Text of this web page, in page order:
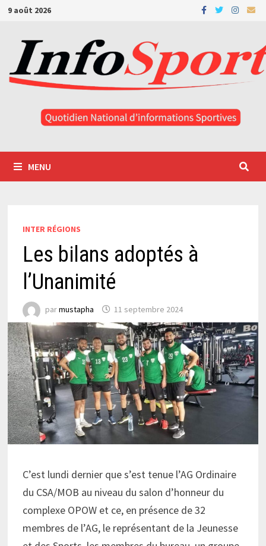
Passer
contenu
9 août 2026
MENU
INTER RÉGIONS
Les bilans adoptés à
l’Unanimité
parmustapha 11 septembre 2024
C’est lundi dernier que s’est tenue l’AG Ordinaire
du CSA/MOB au niveau du salon d’honneur du
complexe OPOW et ce, en présence de 32
membres de l’AG, le représentant de la Jeunesse